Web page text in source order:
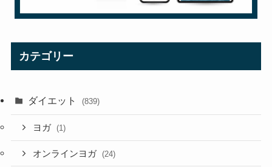
カテゴリー
ダイエット (839)
ヨガ (1)
オンラインヨガ (24)